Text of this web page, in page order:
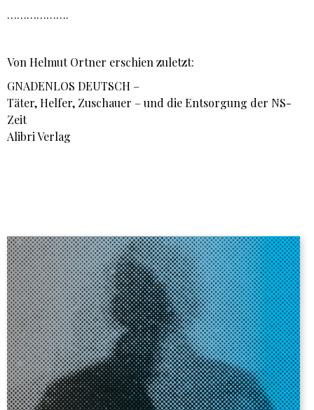
……………….
Von Helmut Ortner erschien zuletzt:
GNADENLOS DEUTSCH –
Täter, Helfer, Zuschauer – und die Entsorgung der NS-
Zeit
Alibri Verlag